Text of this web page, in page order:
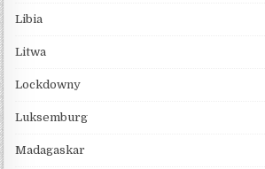
Libia
Litwa
Lockdowny
Luksemburg
Madagaskar